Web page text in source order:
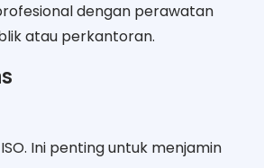
dengan perawatan
atau perkantoran.
Ini penting untuk menjamin